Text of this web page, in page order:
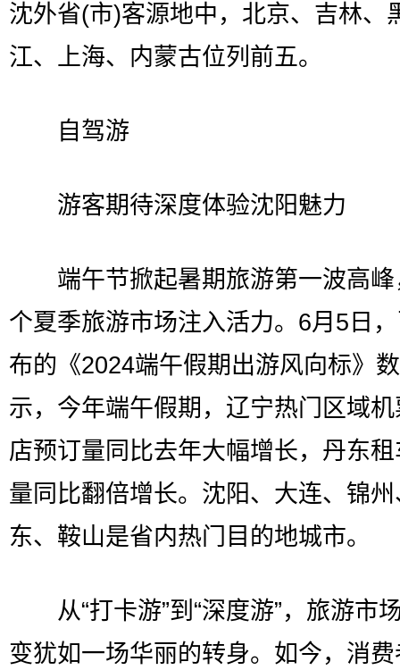
沈外省(市)客源地中，北京、吉林、
江、上海、内蒙古位列前五。
自驾游
游客期待深度体验沈阳魅力
端午节掀起暑期旅游第一波高峰
个夏季旅游市场注入活力。6月5日
布的《2024端午假期出游风向标》
示，今年端午假期，辽宁热门区域
店预订量同比去年大幅增长，丹东
量同比翻倍增长。沈阳、大连、锦
东、鞍山是省内热门目的地城市。
从“打卡游”到“深度游”，旅游市
变犹如一场华丽的转身。如今，消